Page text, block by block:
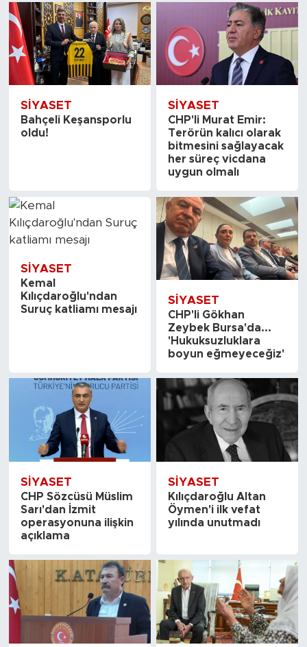
SİYASET
Bahçeli Keşansporlu
oldu!
SİYASET
CHP'li Murat Emir:
Terörün kalıcı olarak
bitmesini sağlayacak
her süreç vicdana
uygun olmalı
SİYASET
Kemal
Kılıçdaroğlu'ndan
Suruç katliamı mesajı
SİYASET
CHP'li Gökhan
Zeybek Bursa'da...
'Hukuksuzluklara
boyun eğmeyeceğiz'
SİYASET
CHP Sözcüsü Müslim
Sarı'dan İzmit
operasyonuna ilişkin
açıklama
SİYASET
Kılıçdaroğlu Altan
Öymen'i ilk vefat
yılında unutmadı